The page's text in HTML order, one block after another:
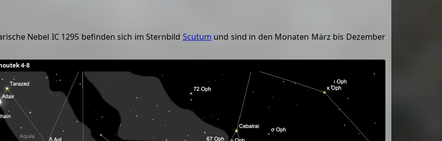
Nebel IC 1295 befinden sich im Sternbild Scutum und sind in den Monaten März bis Dezember
4-8